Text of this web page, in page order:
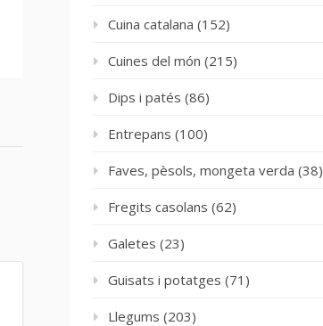
Cuina catalana (152)
Cuines del món (215)
Dips i patés (86)
Entrepans (100)
Faves, pèsols, mongeta verda (38)
Fregits casolans (62)
Galetes (23)
Guisats i potatges (71)
Llegums (203)